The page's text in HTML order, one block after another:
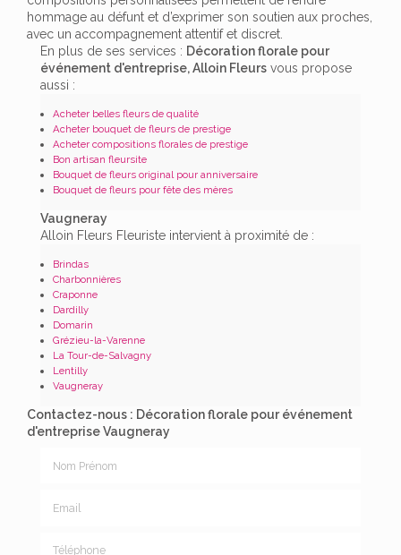
hommage au défunt et d’exprimer son soutien aux proches,
avec un accompagnement attentif et discret.
En plus de ses services : Décoration florale pour
événement d'entreprise, Alloin Fleurs vous propose
aussi :
Acheter belles fleurs de qualité
Acheter bouquet de fleurs de prestige
Acheter compositions florales de prestige
Bon artisan fleursite
Bouquet de fleurs original pour anniversaire
Bouquet de fleurs pour fête des mères
Vaugneray
Alloin Fleurs Fleuriste intervient à proximité de :
Brindas
Charbonnières
Craponne
Dardilly
Domarin
Grézieu-la-Varenne
La Tour-de-Salvagny
Lentilly
Vaugneray
Contactez-nous : Décoration florale pour événement
d'entreprise Vaugneray